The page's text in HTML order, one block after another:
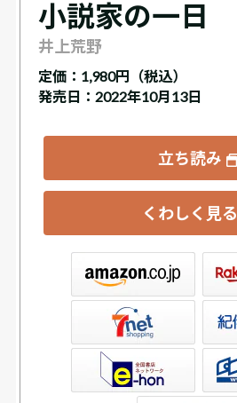
小説家の一日
井上荒野
定価： 1,980円（税込）
発売日：2022年10月13日
立ち読み
くわしく見る
書店ウェブストア